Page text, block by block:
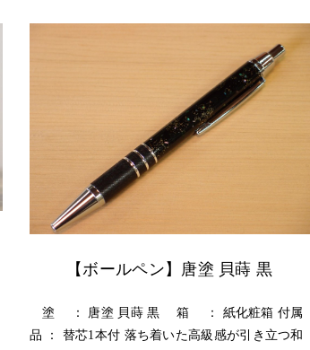
【ボールペン】唐塗 貝蒔 黒
塗 ： 唐塗 貝蒔 黒 箱 ： 紙化粧箱 付属
品 ： 替芯1本付 落ち着いた高級感が引き立つ和